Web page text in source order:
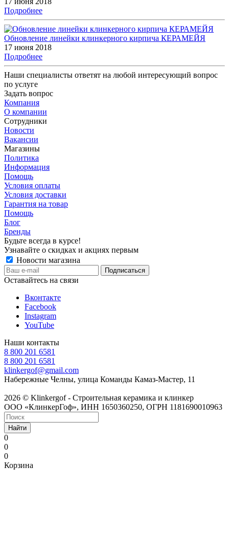
Подробнее
Обновление линейки клинкерного кирпича КЕРАМЕЙЯ
17 июня 2018
Подробнее
Наши специалисты ответят на любой интересующий вопрос
по услуге
Задать вопрос
Компания
О компании
Сотрудники
Новости
Вакансии
Магазины
Политика
Информация
Помощь
Условия оплаты
Условия доставки
Гарантия на товар
Помощь
Блог
Бренды
Будьте всегда в курсе!
Узнавайте о скидках и акциях первым
Новости магазина
Оставайтесь на связи
Вконтакте
Facebook
Instagram
YouTube
Наши контакты
8 800 201 6581
8 800 201 6581
klinkergof@gmail.com
Набережные Челны, улица Команды Камаз-Мастер, 11
2026 © Klinkergof - Строительная керамика и клинкер
ООО «КлинкерГоф», ИНН 1650360250, ОГРН 1181690010963
Найти
0
0
0
Корзина